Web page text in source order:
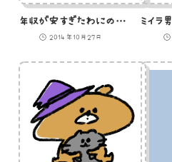
年収が安すぎたわにのイラスト
2014年10月27日